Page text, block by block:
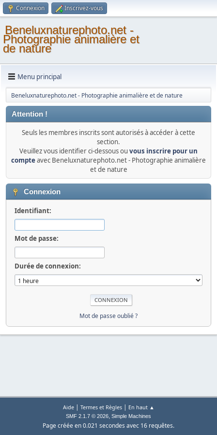
Connexion Inscrivez-vous
Beneluxnaturephoto.net -
Photographie animalière et
de nature
Menu principal
Beneluxnaturephoto.net - Photographie animalière et de nature
Attention !
Seuls les membres inscrits sont autorisés à accéder à cette
section.
Veuillez vous identifier ci-dessous ou vous inscrire pour un
compteavec Beneluxnaturephoto.net - Photographie animalière
et de nature
Connexion
Identifiant:
Mot de passe:
Durée de connexion:
Mot de passe oublié ?
Aide| Termes et Règles| En haut ▲
SMF 2.1.7 © 2026, Simple Machines
Page créée en 0.021 secondes avec 16 requêtes.